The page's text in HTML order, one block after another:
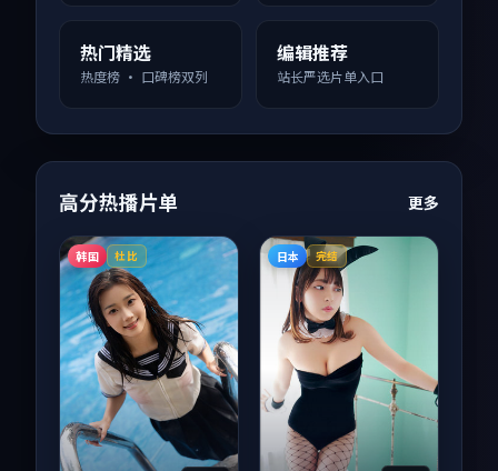
热门精选
热度榜 · 口碑榜双列
编辑推荐
站长严选片单入口
高分热播片单 更多
韩国 杜比 日本 完结